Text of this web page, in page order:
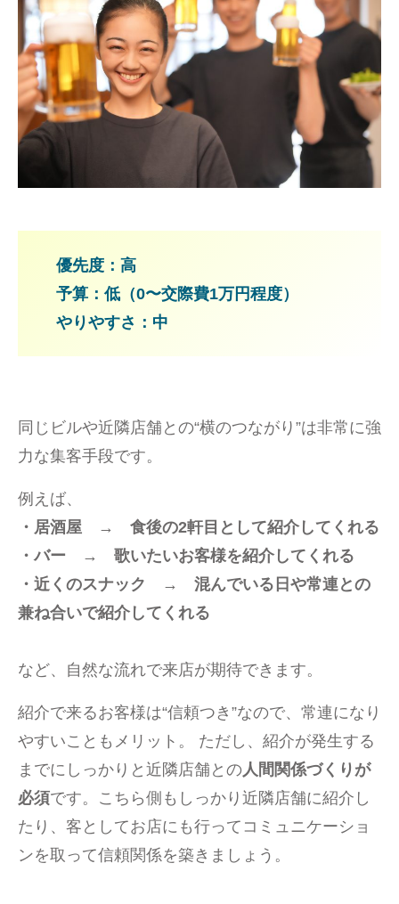
優先度：高
予算：低（0〜交際費1万円程度）
やりやすさ：中
同じビルや近隣店舗との“横のつながり”は非常に強
力な集客手段です。
例えば、
・居酒屋 → 食後の2軒目として紹介してくれる
・バー → 歌いたいお客様を紹介してくれる
・近くのスナック → 混んでいる日や常連との
兼ね合いで紹介してくれる
など、自然な流れで来店が期待できます。
紹介で来るお客様は“信頼つき”なので、常連になり
やすいこともメリット。 ただし、紹介が発生する
までにしっかりと近隣店舗との人間関係づくりが
必須です。こちら側もしっかり近隣店舗に紹介し
たり、客としてお店にも行ってコミュニケーショ
ンを取って信頼関係を築きましょう。